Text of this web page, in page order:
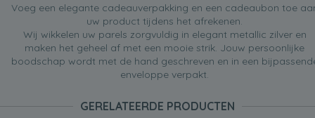
Voeg een elegante cadeauverpakking en een cadeaubon toe
uw product tijdens het afrekenen.
Wij wikkelen uw parels zorgvuldig in elegant metallic zilver en
maken het geheel af met een mooie strik. Jouw persoonlijke
boodschap wordt met de hand geschreven en in een
enveloppe verpakt.
GERELATEERDE PRODUCTEN